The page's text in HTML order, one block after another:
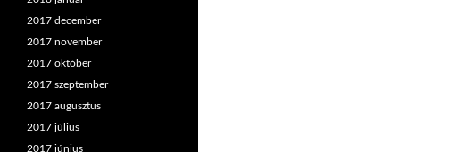
2017 december
2017 november
2017 október
2017 szeptember
2017 augusztus
2017 július
2017 június